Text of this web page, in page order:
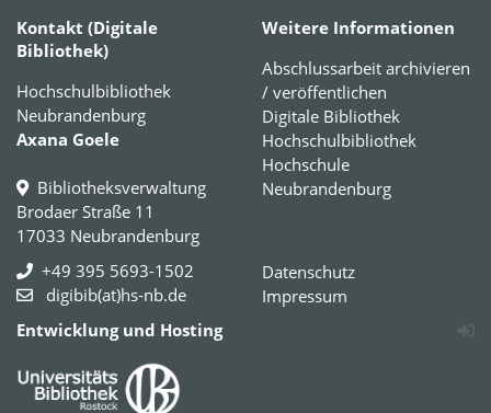
Kontakt (Digitale
Bibliothek)
Hochschulbibliothek
Neubrandenburg
Axana Goele
Bibliotheksverwaltung
Brodaer Straße 11
17033 Neubrandenburg
+49 395 5693-1502
digibib(at)hs-nb.de
Weitere Informationen
Abschlussarbeit archivieren
/ veröffentlichen
Digitale Bibliothek
Hochschulbibliothek
Hochschule
Neubrandenburg
Datenschutz
Impressum
Entwicklung und Hosting